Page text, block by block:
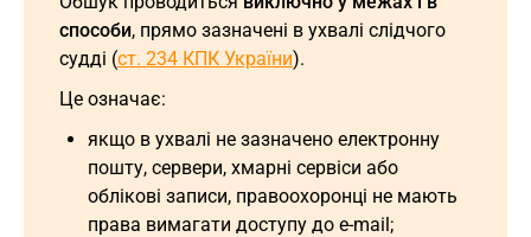
способи, прямо зазначені в ухвалі слідчого
судді (ст. 234 КПК України).
Це означає:
якщо в ухвалі не зазначено електронну
пошту, сервери, хмарні сервіси або
облікові записи, правоохоронці не мають
права вимагати доступу до e-mail;